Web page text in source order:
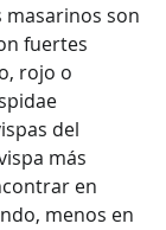
masarinos son
fuertes
rojo o
del
más
en
menos en